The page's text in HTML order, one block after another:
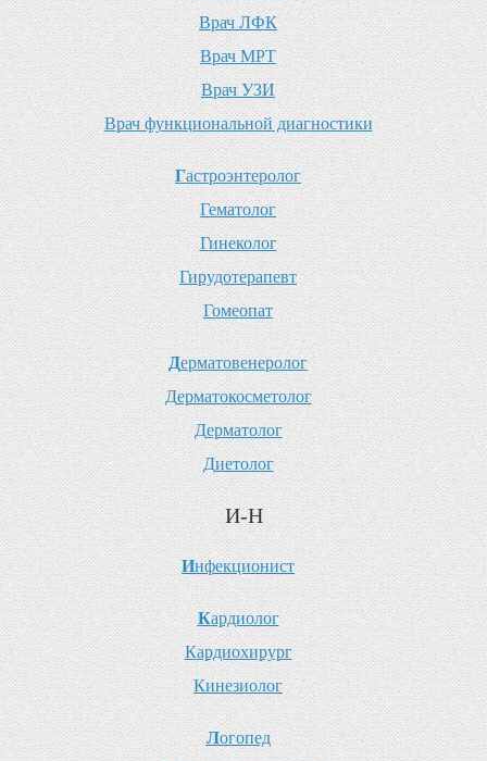
Врач ЛФК
Врач МРТ
Врач УЗИ
Врач функциональной диагностики
Гастроэнтеролог
Гематолог
Гинеколог
Гирудотерапевт
Гомеопат
Дерматовенеролог
Дерматокосметолог
Дерматолог
Диетолог
И-Н
Инфекционист
Кардиолог
Кардиохирург
Кинезиолог
Логопед